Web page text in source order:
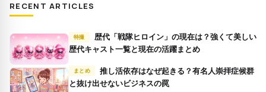
RECENT ARTICLES
特撮
歴代キャスト一覧と現在の活躍まとめ
まとめ
推し活依存はなぜ起きる？有名人崇拝症候群
と抜け出せないビジネスの罠